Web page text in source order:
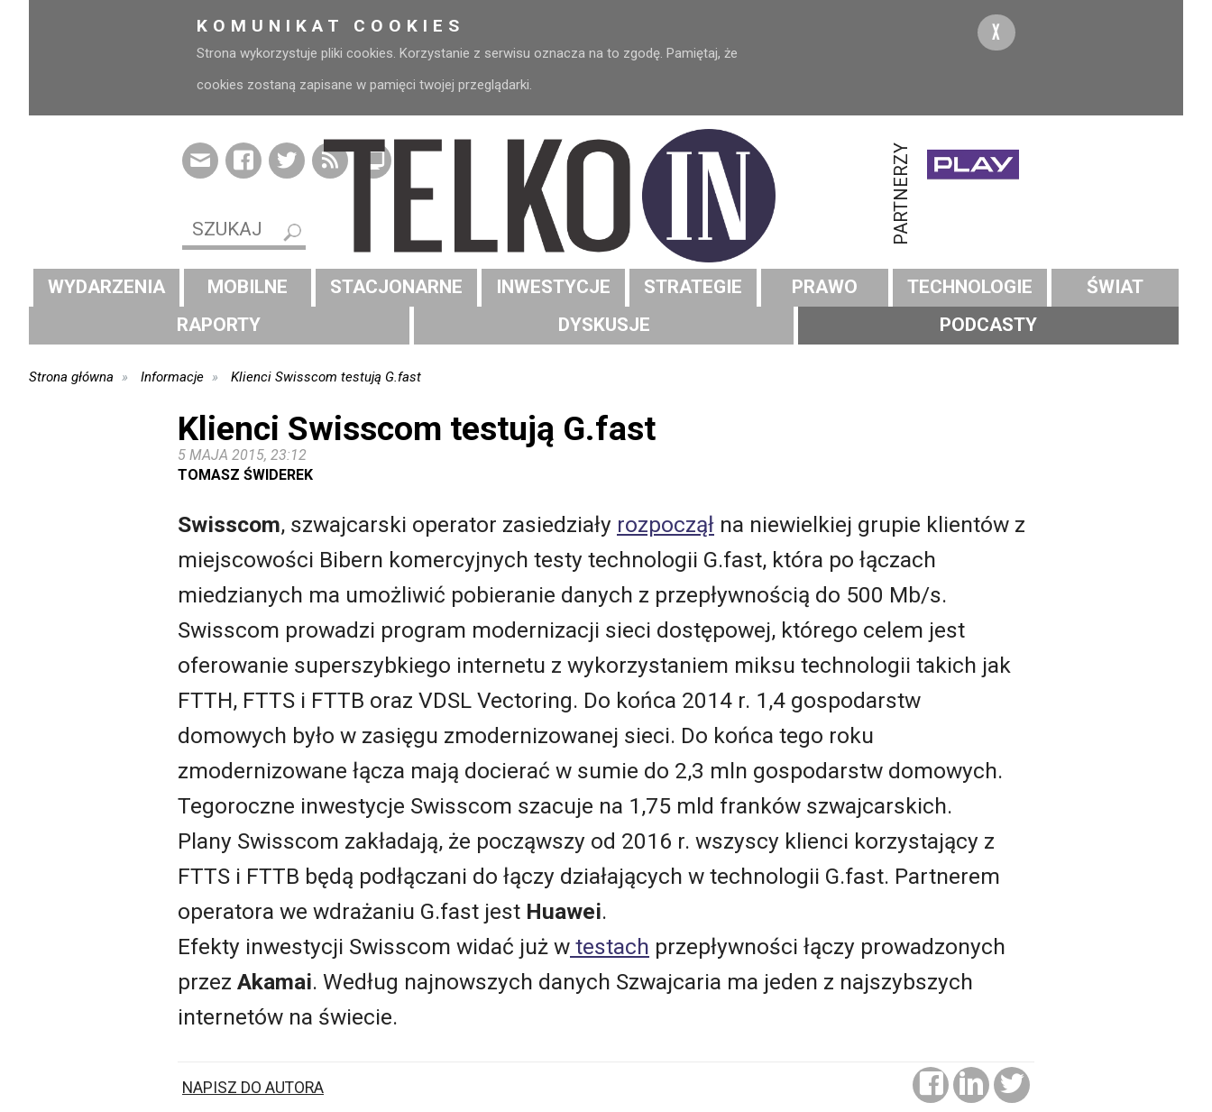
KOMUNIKAT COOKIES
Strona wykorzystuje pliki cookies. Korzystanie z serwisu oznacza na to zgodę. Pamiętaj, że
cookies zostaną zapisane w pamięci twojej przeglądarki.
X
PARTNERZY
WYDARZENIA MOBILNE STACJONARNE INWESTYCJE STRATEGIE PRAWO TECHNOLOGIE
ŚWIAT
RAPORTY
DYSKUSJE PODCASTY
Strona główna Informacje Klienci Swisscom testują G.fast
Klienci Swisscom testują G.fast
5 MAJA 2015, 23:12
TOMASZ ŚWIDEREK
Swisscom, szwajcarski operator zasiedziały rozpoczął na niewielkiej grupie klientów z
miejscowości Bibern komercyjnych testy technologii G.fast, która po łączach
miedzianych ma umożliwić pobieranie danych z przepływnością do 500 Mb/s.
Swisscom prowadzi program modernizacji sieci dostępowej, którego celem jest
oferowanie superszybkiego internetu z wykorzystaniem miksu technologii takich jak
FTTH, FTTS i FTTB oraz VDSL Vectoring. Do końca 2014 r. 1,4 gospodarstw
domowych było w zasięgu zmodernizowanej sieci. Do końca tego roku
zmodernizowane łącza mają docierać w sumie do 2,3 mln gospodarstw domowych.
Tegoroczne inwestycje Swisscom szacuje na 1,75 mld franków szwajcarskich.
Plany Swisscom zakładają, że począwszy od 2016 r. wszyscy klienci korzystający z
FTTS i FTTB będą podłączani do łączy działających w technologii G.fast. Partnerem
operatora we wdrażaniu G.fast jest Huawei.
Efekty inwestycji Swisscom widać już w testach przepływności łączy prowadzonych
przez Akamai. Według najnowszych danych Szwajcaria ma jeden z najszybszych
internetów na świecie.
NAPISZ DO AUTORA